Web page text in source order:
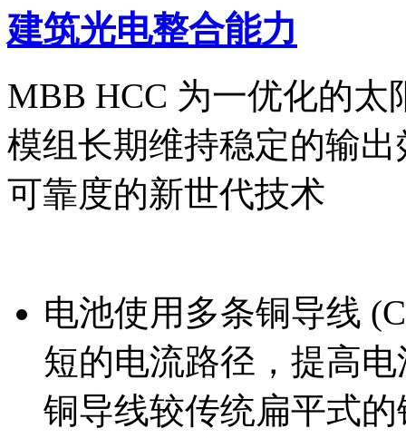
建筑光电整合能力
MBB HCC 为一优化的
模组长期维持稳定的输
可靠度的新世代技术
电池使用多条铜导线
短的电流路径，提高
铜导线较传统扁平式